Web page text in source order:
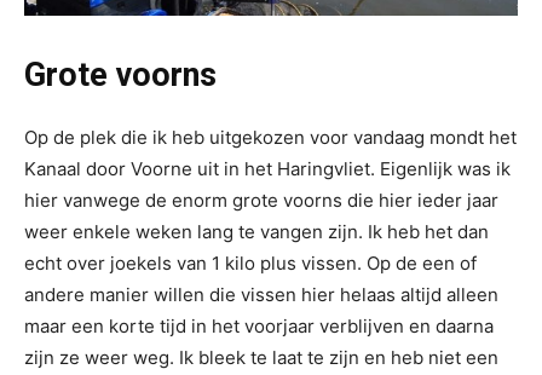
Grote voorns
Op de plek die ik heb uitgekozen voor vandaag mondt het
Kanaal door Voorne uit in het Haringvliet. Eigenlijk was ik
hier vanwege de enorm grote voorns die hier ieder jaar
weer enkele weken lang te vangen zijn. Ik heb het dan
echt over joekels van 1 kilo plus vissen. Op de een of
andere manier willen die vissen hier helaas altijd alleen
maar een korte tijd in het voorjaar verblijven en daarna
zijn ze weer weg. Ik bleek te laat te zijn en heb niet een